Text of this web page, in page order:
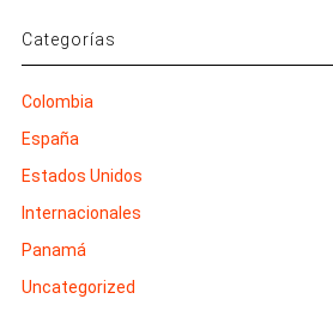
Categorías
Colombia
España
Estados Unidos
Internacionales
Panamá
Uncategorized